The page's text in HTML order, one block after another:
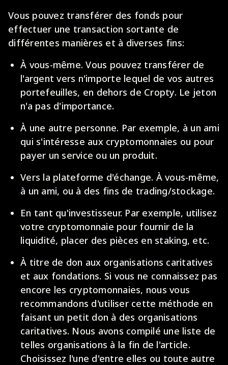
Vous pouvez transférer des fonds pour
effectuer une transaction sortante de
différentes manières et à diverses fins:
À vous-même. Vous pouvez transférer de
l'argent vers n'importe lequel de vos autres
portefeuilles, en dehors de Cropty. Le jeton
n'a pas d'importance.
À une autre personne. Par exemple, à un ami
qui s'intéresse aux cryptomonnaies ou pour
payer un service ou un produit.
Vers la plateforme d'échange. À vous-même,
à un ami, ou à des fins de trading/stockage.
En tant qu'investisseur. Par exemple, utilisez
votre cryptomonnaie pour fournir de la
liquidité, placer des pièces en staking, etc.
À titre de don aux organisations caritatives
et aux fondations. Si vous ne connaissez pas
encore les cryptomonnaies, nous vous
recommandons d'utiliser cette méthode en
faisant un petit don à des organisations
caritatives. Nous avons compilé une liste de
telles organisations à la fin de l'article.
Choisissez l'une d'entre elles ou toute autre